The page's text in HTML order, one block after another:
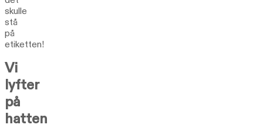
skulle
stå
på
etiketten!
Vi
lyfter
på
hatten